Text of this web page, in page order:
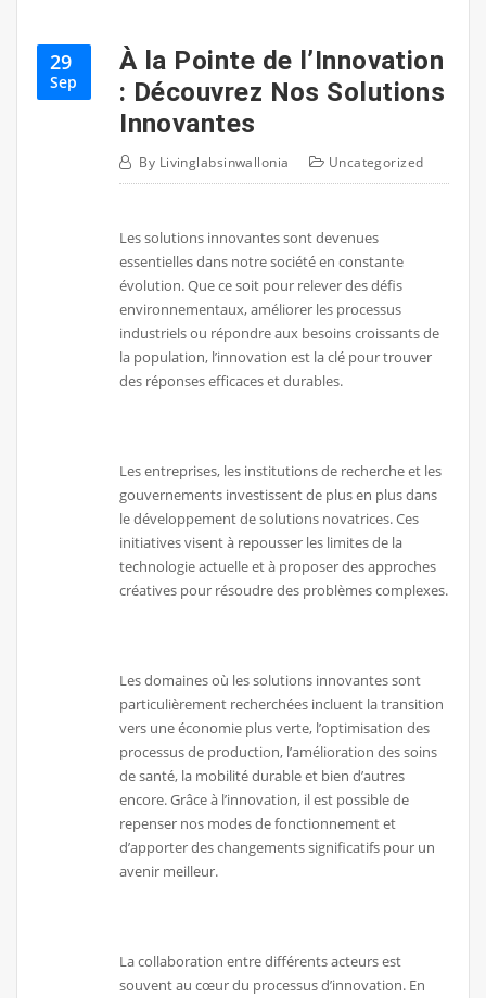
29
Sep
À la Pointe de l’Innovation
: Découvrez Nos Solutions
Innovantes
By Livinglabsinwallonia Uncategorized
Les solutions innovantes sont devenues
essentielles dans notre société en constante
évolution. Que ce soit pour relever des défis
environnementaux, améliorer les processus
industriels ou répondre aux besoins croissants de
la population, l’innovation est la clé pour trouver
des réponses efficaces et durables.
Les entreprises, les institutions de recherche et les
gouvernements investissent de plus en plus dans
le développement de solutions novatrices. Ces
initiatives visent à repousser les limites de la
technologie actuelle et à proposer des approches
créatives pour résoudre des problèmes complexes.
Les domaines où les solutions innovantes sont
particulièrement recherchées incluent la transition
vers une économie plus verte, l’optimisation des
processus de production, l’amélioration des soins
de santé, la mobilité durable et bien d’autres
encore. Grâce à l’innovation, il est possible de
repenser nos modes de fonctionnement et
d’apporter des changements significatifs pour un
avenir meilleur.
La collaboration entre différents acteurs est
souvent au cœur du processus d’innovation. En